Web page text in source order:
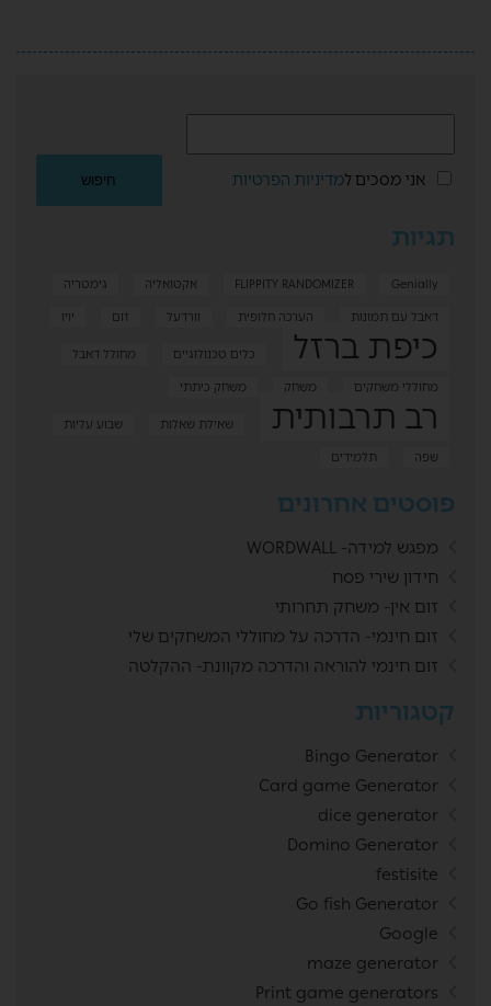
אני מסכים למדיניות הפרטיות
תגיות
FLIPPITY RANDOMIZER Genially אקטואליה
גימטריה
דאבל עם תמונות
הערכה חלופית וורדעל זום יויו
כיפת ברזל כלים טכנולוגיים
מחולל דאבל
מחוללי משחקים
משחק משחק כיתתי
רב תרבותית שאילת שאלות
שבוע עליות
שפה
תלמידים
פוסטים אחרונים
מפגש למידה- WORDWALL
חידון שירי פסח
זום אין- משחק תחרותי
זום חינמי- הדרכה על מחוללי המשחקים שלי
זום חינמי להוראה והדרכה מקוונת- ההקלטה
קטגוריות
Bingo Generator
Card game Generator
dice generator
Domino Generator
festisite
Go fish Generator
Google
maze generator
Print game generators